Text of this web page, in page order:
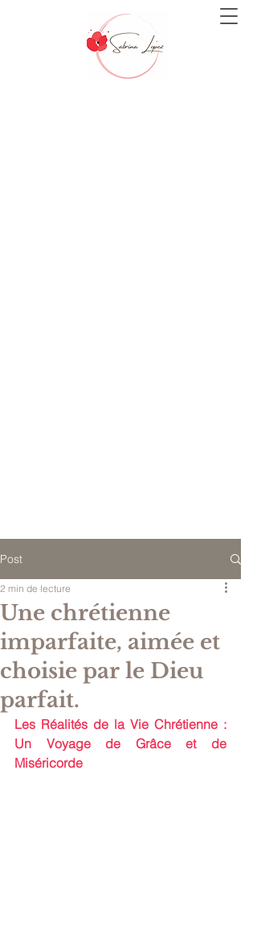
Post
Une chrétienne
imparfaite, aimée et
choisie par le Dieu
parfait.
2 min de lecture
Les Réalités de la Vie Chrétienne :
Un Voyage de Grâce et de
Miséricorde